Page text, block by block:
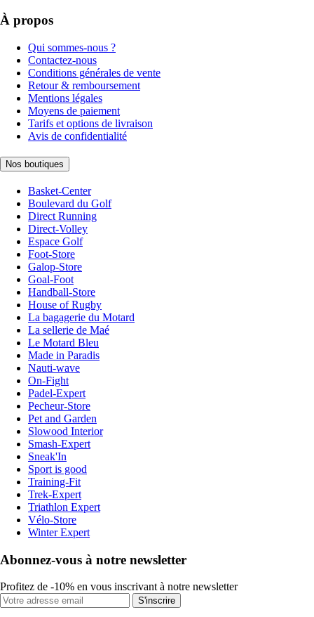
À propos
Qui sommes-nous ?
Contactez-nous
Conditions générales de vente
Retour & remboursement
Mentions légales
Moyens de paiement
Tarifs et options de livraison
Avis de confidentialité
Nos boutiques
Basket-Center
Boulevard du Golf
Direct Running
Direct-Volley
Espace Golf
Foot-Store
Galop-Store
Goal-Foot
Handball-Store
House of Rugby
La bagagerie du Motard
La sellerie de Maé
Le Motard Bleu
Made in Paradis
Nauti-wave
On-Fight
Padel-Expert
Pecheur-Store
Pet and Garden
Slowood Interior
Smash-Expert
Sneak'In
Sport is good
Training-Fit
Trek-Expert
Triathlon Expert
Vélo-Store
Winter Expert
Abonnez-vous à notre newsletter
Profitez de -10% en vous inscrivant à notre newsletter
S'inscrire